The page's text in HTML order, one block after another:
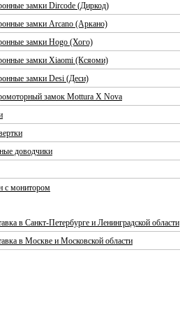
замки Dircode (Диркод)
замки Arcano (Аркано)
замки Hogo (Хого)
замки Xiaomi (Ксяоми)
замки Desi (Деси)
замок Mottura X Nova
доводчики
с монитором
в Санкт-Петербурге и Ленинградской области
в Москве и Московской области